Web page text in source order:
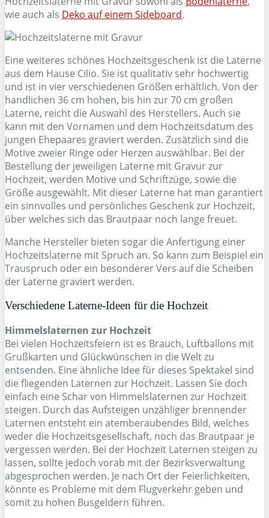
wie auch als Deko auf einem Sideboard.
Eine weiteres schönes Hochzeitsgeschenk ist die Laterne
aus dem Hause Cilio. Sie ist qualitativ sehr hochwertig
und ist in vier verschiedenen Größen erhältlich. Von der
handlichen 36 cm hohen, bis hin zur 70 cm großen
Laterne, reicht die Auswahl des Herstellers. Auch sie
kann mit den Vornamen und dem Hochzeitsdatum des
jungen Ehepaares graviert werden. Zusätzlich sind die
Motive zweier Ringe oder Herzen auswählbar. Bei der
Bestellung der jeweiligen Laterne mit Gravur zur
Hochzeit, werden Motive und Schriftzüge, sowie die
Größe ausgewählt. Mit dieser Laterne hat man garantiert
ein sinnvolles und persönliches Geschenk zur Hochzeit,
über welches sich das Brautpaar noch lange freuet.
Manche Hersteller bieten sogar die Anfertigung einer
Hochzeitslaterne mit Spruch an. So kann zum Beispiel ein
Trauspruch oder ein besonderer Vers auf die Scheiben
der Laterne graviert werden.
Verschiedene Laterne-Ideen für die Hochzeit
Himmelslaternen zur Hochzeit
Bei vielen Hochzeitsfeiern ist es Brauch, Luftballons mit
Grußkarten und Glückwünschen in die Welt zu
entsenden. Eine ähnliche Idee für dieses Spektakel sind
die fliegenden Laternen zur Hochzeit. Lassen Sie doch
einfach eine Schar von Himmelslaternen zur Hochzeit
steigen. Durch das Aufsteigen unzähliger brennender
Laternen entsteht ein atemberaubendes Bild, welches
weder die Hochzeitsgesellschaft, noch das Brautpaar je
vergessen werden. Bei der Hochzeit Laternen steigen zu
lassen, sollte jedoch vorab mit der Bezirksverwaltung
abgesprochen werden. Je nach Ort der Feierlichkeiten,
könnte es Probleme mit dem Flugverkehr geben und
somit zu hohen Busgeldern führen.